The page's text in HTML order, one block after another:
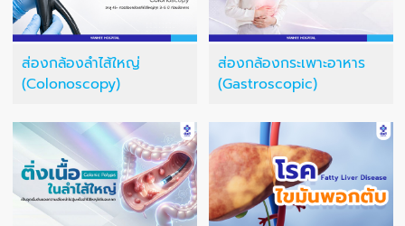
ส่องกล้องลำไส้ใหญ่
(Colonoscopy)
ส่องกล้องกระเพาะอาหาร
(Gastroscopic)